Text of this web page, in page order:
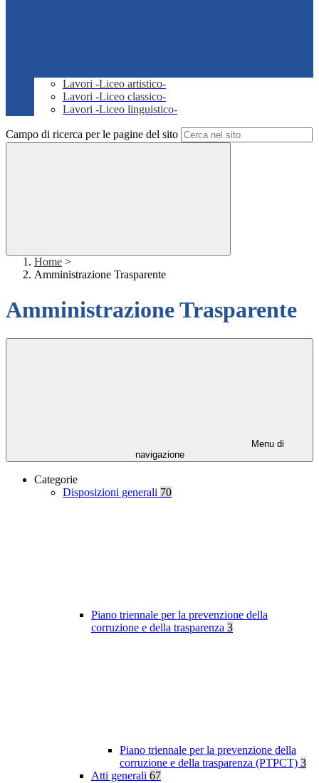
Lavori -Liceo artistico-
Lavori -Liceo classico-
Lavori -Liceo linguistico-
Campo di ricerca per le pagine del sito
Home >
Amministrazione Trasparente
Amministrazione Trasparente
Menu di
navigazione
Categorie
Disposizioni generali 70
Piano triennale per la prevenzione della
corruzione e della trasparenza 3
Piano triennale per la prevenzione della
corruzione e della trasparenza (PTPCT) 3
Atti generali 67